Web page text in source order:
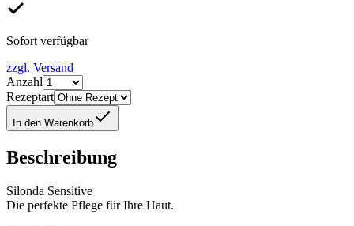
Sofort verfügbar
zzgl. Versand
Anzahl
Rezeptart
In den Warenkorb
Beschreibung
Silonda Sensitive
Die perfekte Pflege für Ihre Haut.